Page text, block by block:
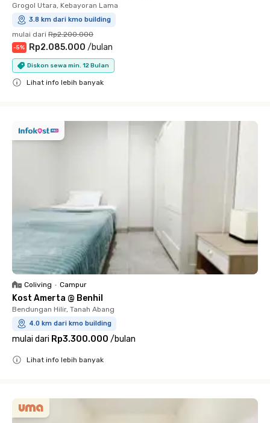
Grogol Utara, Kebayoran Lama
3.8 km dari kmo building
mulai dari Rp2.200.000
-5% Rp2.085.000 /bulan
Diskon sewa min. 12 Bulan
Lihat info lebih banyak
Coliving • Campur
Kost Amerta @ Benhil
Bendungan Hilir, Tanah Abang
4.0 km dari kmo building
mulai dari Rp3.300.000 /bulan
Lihat info lebih banyak